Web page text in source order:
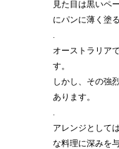
見た目は黒いペ
にパンに薄く塗
オーストラリア
す。
しかし、その強
あります。
アレンジとして
な料理に深みを